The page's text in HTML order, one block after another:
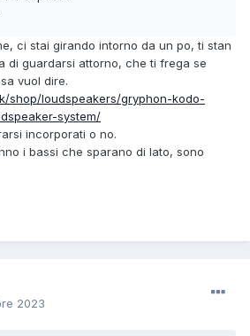
ci stai girando intorno da un po, ti stan
di guardarsi attorno, che ti frega se
vuol dire.
shop/loudspeakers/gryphon-kodo-
system/
incorporati o no.
i bassi che sparano di lato, sono
2023